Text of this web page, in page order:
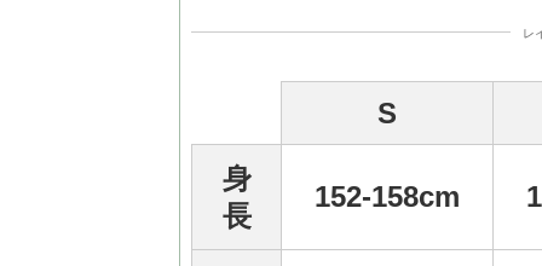
レ
S
身
長
152-158cm